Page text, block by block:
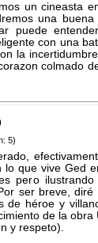
un cineasta
una
puede
con una
la
colmado
5)
que vive Ged
pero
ser breve,
de héroe y
de la
y respeto).